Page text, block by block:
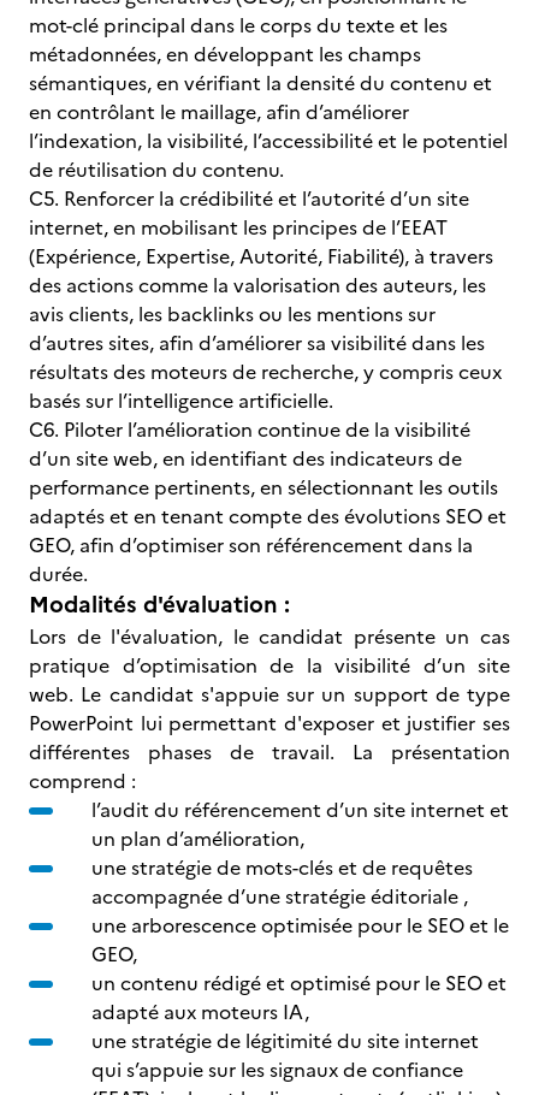
mot-clé principal dans le corps du texte et les
métadonnées, en développant les champs
sémantiques, en vérifiant la densité du contenu et
en contrôlant le maillage, afin d’améliorer
l’indexation, la visibilité, l’accessibilité et le potentiel
de réutilisation du contenu.
C5. Renforcer la crédibilité et l’autorité d’un site
internet, en mobilisant les principes de l’EEAT
(Expérience, Expertise, Autorité, Fiabilité), à travers
des actions comme la valorisation des auteurs, les
avis clients, les backlinks ou les mentions sur
d’autres sites, afin d’améliorer sa visibilité dans les
résultats des moteurs de recherche, y compris ceux
basés sur l’intelligence artificielle.
C6. Piloter l’amélioration continue de la visibilité
d’un site web, en identifiant des indicateurs de
performance pertinents, en sélectionnant les outils
adaptés et en tenant compte des évolutions SEO et
GEO, afin d’optimiser son référencement dans la
durée.
Modalités d'évaluation :
Lors de l'évaluation, le candidat présente un cas
pratique d’optimisation de la visibilité d’un site
web. Le candidat s'appuie sur un support de type
PowerPoint lui permettant d'exposer et justifier ses
différentes phases de travail. La présentation
comprend :
l’audit du référencement d’un site internet et
un plan d’amélioration,
une stratégie de mots-clés et de requêtes
accompagnée d’une stratégie éditoriale ,
une arborescence optimisée pour le SEO et le
GEO,
un contenu rédigé et optimisé pour le SEO et
adapté aux moteurs IA,
une stratégie de légitimité du site internet
qui s’appuie sur les signaux de confiance